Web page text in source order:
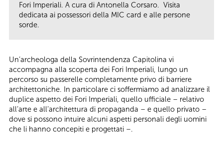
Fori Imperiali. A cura di Antonella Corsaro. Visita
dedicata ai possessori della MIC card e alle persone
sorde.
Un’archeologa della Sovrintendenza Capitolina vi
accompagna alla scoperta dei Fori Imperiali, lungo un
percorso su passerelle completamente privo di barriere
architettoniche. In particolare ci soffermiamo ad analizzare il
duplice aspetto dei Fori Imperiali, quello ufficiale – relativo
all’arte e all’architettura di propaganda – e quello privato –
dove si possono intuire alcuni aspetti personali degli uomini
che li hanno concepiti e progettati –.